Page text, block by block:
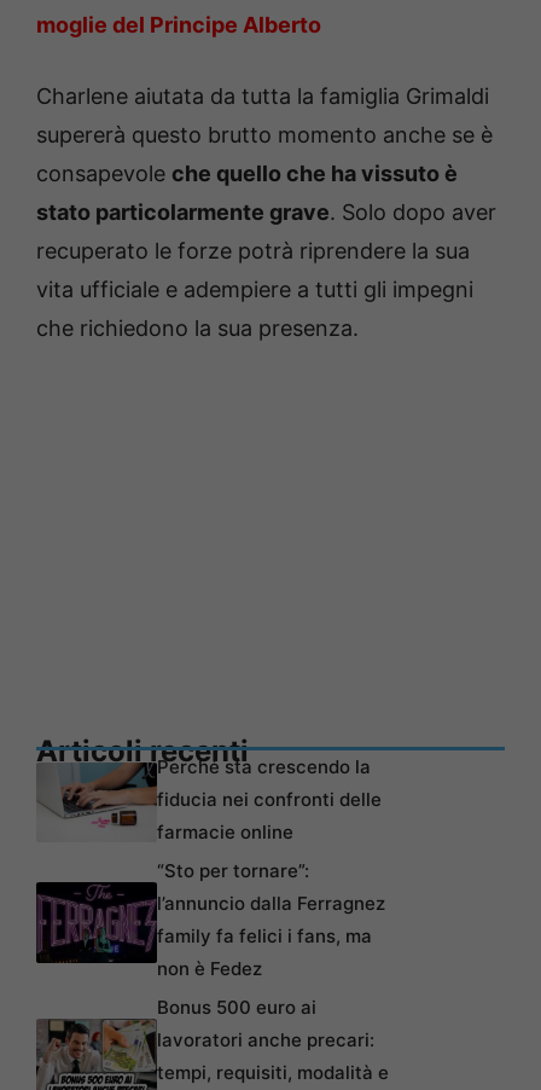
moglie del Principe Alberto
Charlene aiutata da tutta la famiglia Grimaldi
supererà questo brutto momento anche se è
consapevole che quello che ha vissuto è
stato particolarmente grave. Solo dopo aver
recuperato le forze potrà riprendere la sua
vita ufficiale e adempiere a tutti gli impegni
che richiedono la sua presenza.
Articoli recentiPerché sta crescendo la
fiducia nei confronti delle
farmacie online
“Sto per tornare”:
l’annuncio dalla Ferragnez
family fa felici i fans, ma
non è Fedez
Bonus 500 euro ai
lavoratori anche precari:
tempi, requisiti, modalità e